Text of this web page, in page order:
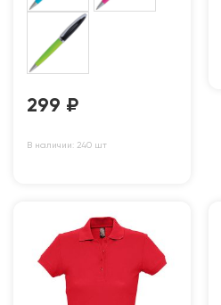
299 ₽
В наличии: 240 шт